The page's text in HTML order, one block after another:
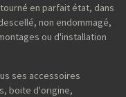
en parfait état, dans
non endommagé,
ou d'installation
ses accessoires
boite d'origine,